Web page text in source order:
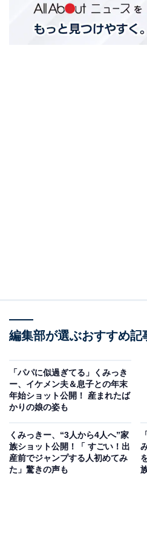
編集部が選ぶおすすめ記
「パパに似過ぎてる」くみっき
ー、イケメン夫＆息子との年末
年始ショット公開！ 産まれたば
かりの娘の姿も
くみっきー、“3人から4人へ”家
族ショット公開！「 すごい！出
産前でジャンプする人初めてみ
た」驚きの声も